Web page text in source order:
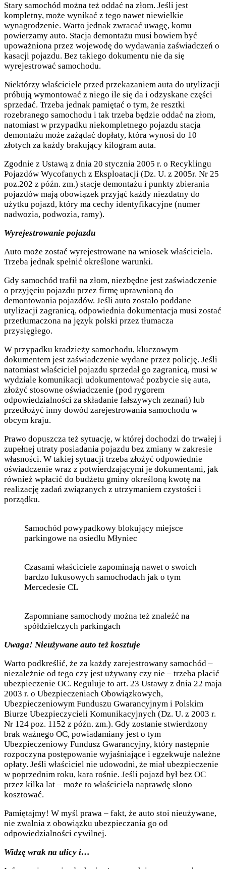
Stary samochód można też oddać na złom. Jeśli jest
kompletny, może wynikać z tego nawet niewielkie
wynagrodzenie. Warto jednak zwracać uwagę, komu
powierzamy auto. Stacja demontażu musi bowiem być
upoważniona przez wojewodę do wydawania zaświadczeń o
kasacji pojazdu. Bez takiego dokumentu nie da się
wyrejestrować samochodu.
Niektórzy właściciele przed przekazaniem auta do utylizacji
próbują wymontować z niego ile się da i odzyskane części
sprzedać. Trzeba jednak pamiętać o tym, że resztki
rozebranego samochodu i tak trzeba będzie oddać na złom,
natomiast w przypadku niekompletnego pojazdu stacja
demontażu może zażądać dopłaty, która wynosi do 10
złotych za każdy brakujący kilogram auta.
Zgodnie z Ustawą z dnia 20 stycznia 2005 r. o Recyklingu
Pojazdów Wycofanych z Eksploatacji (Dz. U. z 2005r. Nr 25
poz.202 z późn. zm.) stacje demontażu i punkty zbierania
pojazdów mają obowiązek przyjąć każdy niezdatny do
użytku pojazd, który ma cechy identyfikacyjne (numer
nadwozia, podwozia, ramy).
Wyrejestrowanie pojazdu
Auto może zostać wyrejestrowane na wniosek właściciela.
Trzeba jednak spełnić określone warunki.
Gdy samochód trafił na złom, niezbędne jest zaświadczenie
o przyjęciu pojazdu przez firmę uprawnioną do
demontowania pojazdów. Jeśli auto zostało poddane
utylizacji zagranicą, odpowiednia dokumentacja musi zostać
przetłumaczona na język polski przez tłumacza
przysięgłego.
W przypadku kradzieży samochodu, kluczowym
dokumentem jest zaświadczenie wydane przez policję. Jeśli
natomiast właściciel pojazdu sprzedał go zagranicą, musi w
wydziale komunikacji udokumentować pozbycie się auta,
złożyć stosowne oświadczenie (pod rygorem
odpowiedzialności za składanie fałszywych zeznań) lub
przedłożyć inny dowód zarejestrowania samochodu w
obcym kraju.
Prawo dopuszcza też sytuację, w której dochodzi do trwałej i
zupełnej utraty posiadania pojazdu bez zmiany w zakresie
własności. W takiej sytuacji trzeba złożyć odpowiednie
oświadczenie wraz z potwierdzającymi je dokumentami, jak
również wpłacić do budżetu gminy określoną kwotę na
realizację zadań związanych z utrzymaniem czystości i
porządku.
Samochód powypadkowy blokujący miejsce
parkingowe na osiedlu Młyniec
Czasami właściciele zapominają nawet o swoich
bardzo lukusowych samochodach jak o tym
Mercedesie CL
Zapomniane samochody można też znaleźć na
spółdzielczych parkingach
Uwaga! Nieużywane auto też kosztuje
Warto podkreślić, że za każdy zarejestrowany samochód –
niezależnie od tego czy jest używany czy nie – trzeba płacić
ubezpieczenie OC. Reguluje to art. 23 Ustawy z dnia 22 maja
2003 r. o Ubezpieczeniach Obowiązkowych,
Ubezpieczeniowym Funduszu Gwarancyjnym i Polskim
Biurze Ubezpieczycieli Komunikacyjnych (Dz. U. z 2003 r.
Nr 124 poz. 1152 z późn. zm.). Gdy zostanie stwierdzony
brak ważnego OC, powiadamiany jest o tym
Ubezpieczeniowy Fundusz Gwarancyjny, który następnie
rozpoczyna postępowanie wyjaśniające i egzekwuje należne
opłaty. Jeśli właściciel nie udowodni, że miał ubezpieczenie
w poprzednim roku, kara rośnie. Jeśli pojazd był bez OC
przez kilka lat – może to właściciela naprawdę słono
kosztować.
Pamiętajmy! W myśl prawa – fakt, że auto stoi nieużywane,
nie zwalnia z obowiązku ubezpieczania go od
odpowiedzialności cywilnej.
Widzę wrak na ulicy i…